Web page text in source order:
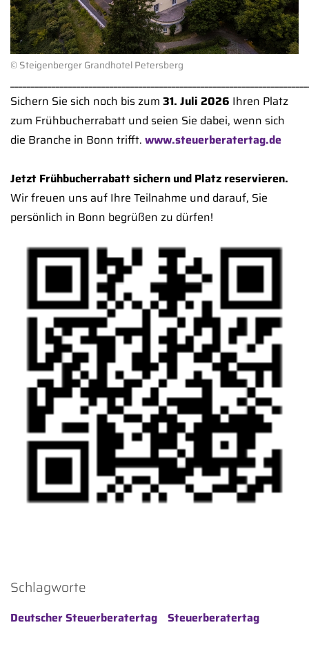
© Steigenberger Grandhotel Petersberg
Sichern Sie sich noch bis zum 31. Juli 2026 Ihren Platz
zum Frühbucherrabatt und seien Sie dabei, wenn sich
die Branche in Bonn trifft. www.steuerberatertag.de
Jetzt Frühbucherrabatt sichern und Platz reservieren.
Wir freuen uns auf Ihre Teilnahme und darauf, Sie
persönlich in Bonn begrüßen zu dürfen!
Schlagworte
Deutscher Steuerberatertag Steuerberatertag